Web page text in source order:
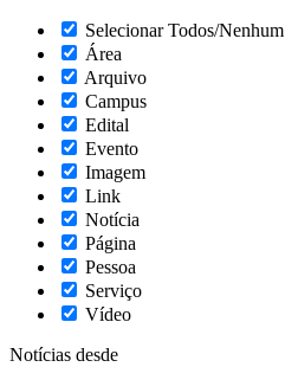
Selecionar Todos/Nenhum
Área
Arquivo
Campus
Edital
Evento
Imagem
Link
Notícia
Página
Pessoa
Serviço
Vídeo
Notícias desde